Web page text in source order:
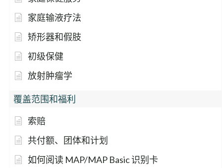
家庭输液疗法
矫形器和假肢
初级保健
放射肿瘤学
覆盖范围和福利
索赔
共付额、团体和计划
如何阅读 MAP/MAP Basic 识别卡